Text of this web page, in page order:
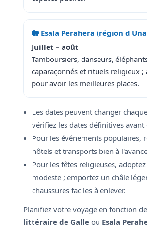
🐘 Esala Perahera (région
Juillet – août
Tamboursiers, danseurs,
caparaçonnés et rituels religieux ;
pour avoir les meilleures places.
Les dates peuvent changer
vérifiez les dates définitives avant
Pour les événements populaires,
hôtels et transports bien à
Pour les fêtes religieuses,
modeste ; emportez un châle
chaussures faciles à enlever.
Planifiez votre voyage en fonction de
littéraire de Galle ou Esala